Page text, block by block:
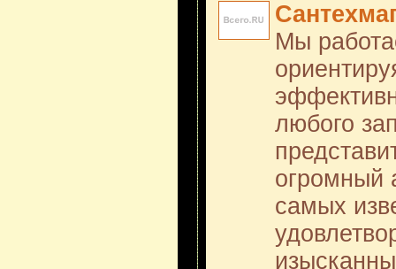
Мы
любого
огромный
самых